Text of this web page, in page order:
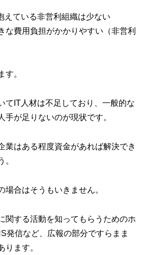
えている非営利組織は少ない
な費用負担がかかりやすい（非営利
す。
てIT人材は不足しており、一般的な
手が足りないのが現状です。
業はある程度資金があれば解決でき
。
場合はそうもいきません。
関する活動を知ってもらうためのホ
発信など、広報の部分ですらまま
ります。